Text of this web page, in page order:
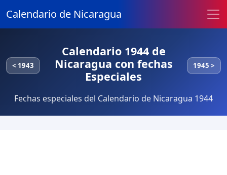
Calendario de Nicaragua
< 1943
Calendario 1944 de
Nicaragua con fechas
Especiales
1945 >
Fechas especiales del Calendario de Nicaragua 1944